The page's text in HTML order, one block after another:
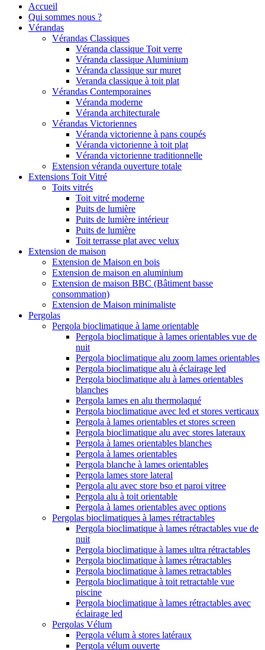
Accueil
Qui sommes nous ?
Vérandas
Vérandas Classiques
Véranda classique Toit verre
Véranda classique Aluminium
Véranda classique sur muret
Veranda classique à toit plat
Vérandas Contemporaines
Véranda moderne
Véranda architecturale
Vérandas Victoriennes
Véranda victorienne à pans coupés
Véranda victorienne à toit plat
Véranda victorienne traditionnelle
Extension véranda ouverture totale
Extensions Toit Vitré
Toits vitrés
Toit vitré moderne
Puits de lumière
Puits de lumière intérieur
Puits de lumière
Toit terrasse plat avec velux
Extension de maison
Extension de Maison en bois
Extension de maison en aluminium
Extension de maison BBC (Bâtiment basse
consommation)
Extension de Maison minimaliste
Pergolas
Pergola bioclimatique à lame orientable
Pergola bioclimatique à lames orientables vue de
nuit
Pergola bioclimatique alu zoom lames orientables
Pergola bioclimatique alu à éclairage led
Pergola bioclimatique alu à lames orientables
blanches
Pergola lames en alu thermolaqué
Pergola bioclimatique avec led et stores verticaux
Pergola à lames orientables et stores screen
Pergola bioclimatique alu avec stores lateraux
Pergola à lames orientables blanches
Pergola à lames orientables
Pergola blanche à lames orientables
Pergola lames store lateral
Pergola alu avec store bso et paroi vitree
Pergola alu à toit orientable
Pergola à lames orientables avec options
Pergolas bioclimatiques à lames rétractables
Pergola bioclimatique à lames rétractables vue de
nuit
Pergola bioclimatique à lames ultra rétractables
Pergola bioclimatique à lames rétractables
Pergola bioclimatique à lames retractables
Pergola bioclimatique à toit retractable vue
piscine
Pergola bioclimatique à lames rétractables avec
éclairage led
Pergolas Vélum
Pergola vélum à stores latéraux
Pergola vélum ouverte